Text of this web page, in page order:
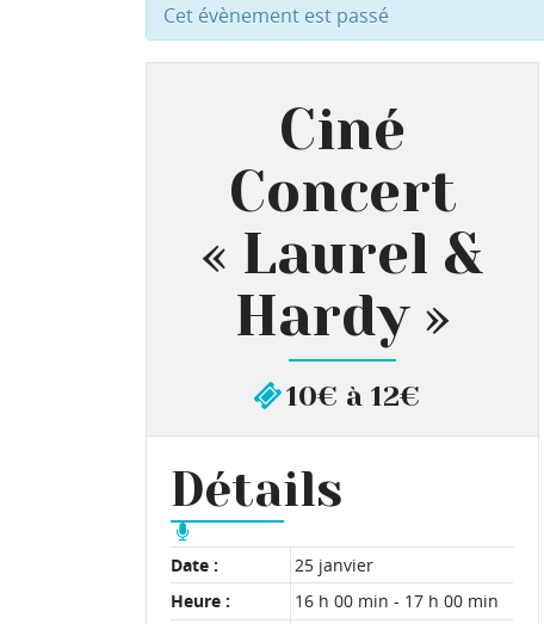
Cet évènement est passé
Ciné
Concert
« Laurel &
Hardy »
10€ à 12€
Détails
Date :
25 janvier
Heure :
16 h 00 min - 17 h 00 min